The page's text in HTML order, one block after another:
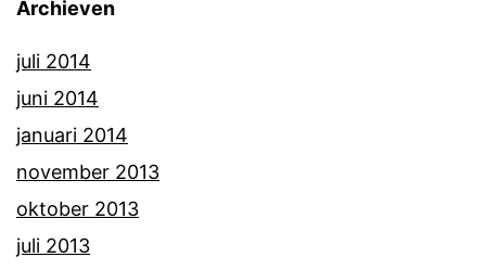
Archieven
juli 2014
juni 2014
januari 2014
november 2013
oktober 2013
juli 2013